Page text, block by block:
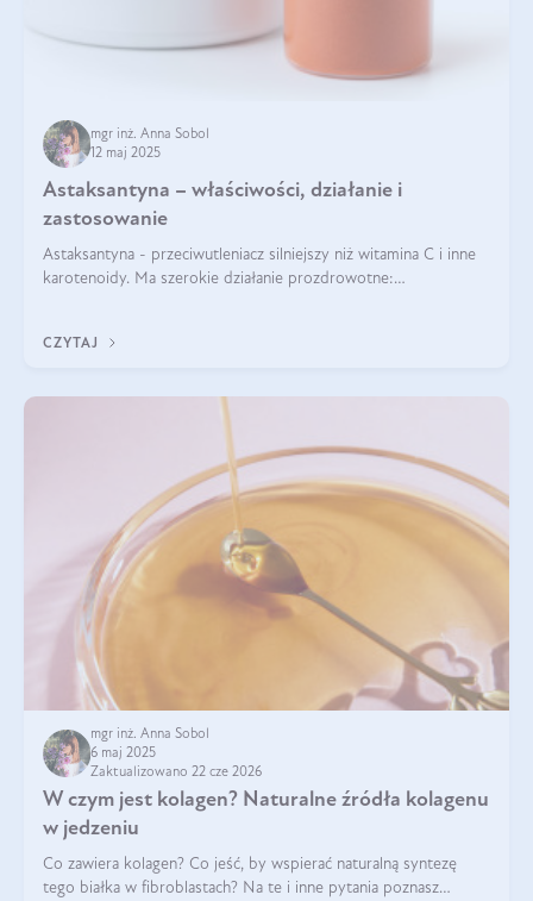
mgr inż. Anna Sobol
12 maj 2025
Astaksantyna – właściwości, działanie i
zastosowanie
Astaksantyna - przeciwutleniacz silniejszy niż witamina C i inne
karotenoidy. Ma szerokie działanie prozdrowotne:
CZYTAJ
mgr inż. Anna Sobol
6 maj 2025
Zaktualizowano 22 cze 2026
W czym jest kolagen? Naturalne źródła kolagenu
w jedzeniu
Co zawiera kolagen? Co jeść, by wspierać naturalną syntezę
tego białka w fibroblastach? Na te i inne pytania poznasz